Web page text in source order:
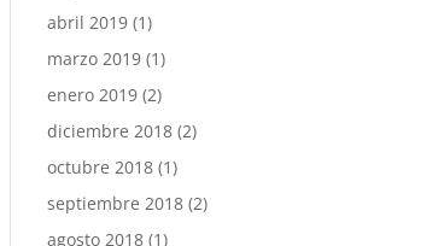
abril 2019 (1)
marzo 2019 (1)
enero 2019 (2)
diciembre 2018 (2)
octubre 2018 (1)
septiembre 2018 (2)
agosto 2018 (1)